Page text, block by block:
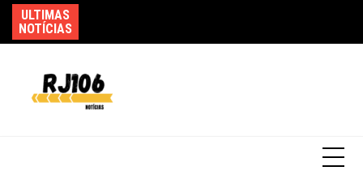
para
o
ULTIMAS
NOTÍCIAS
de greve da CPTM